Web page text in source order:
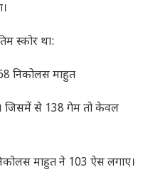
स्कोर था:
निकोलस माहुत
से 138 गेम तो केवल
माहुत ने 103 ऐस लगाए।